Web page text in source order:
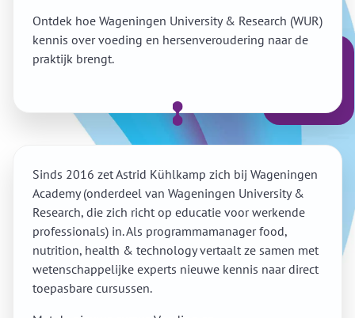
Ontdek hoe Wageningen University & Research (WUR)
kennis over voeding en hersenveroudering naar de
praktijk brengt.
Sinds 2016 zet Astrid Kühlkamp zich bij Wageningen
Academy (onderdeel van Wageningen University &
Research, die zich richt op educatie voor werkende
professionals) in. Als programmamanager food,
nutrition, health & technology vertaalt ze samen met
wetenschappelijke experts nieuwe kennis naar direct
toepasbare cursussen.